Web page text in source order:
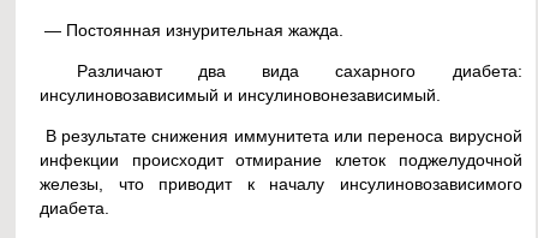
— Постоянная изнурительная жажда.
Различают два вида сахарного диабета:
инсулиновозависимый и инсулиновонезависимый.
В результате снижения иммунитета или переноса вирусной
инфекции происходит отмирание клеток поджелудочной
железы, что приводит к началу инсулиновозависимого
диабета.